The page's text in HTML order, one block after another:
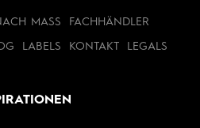
MASS FACHHÄNDLER
LABELS KONTAKT LEGALS